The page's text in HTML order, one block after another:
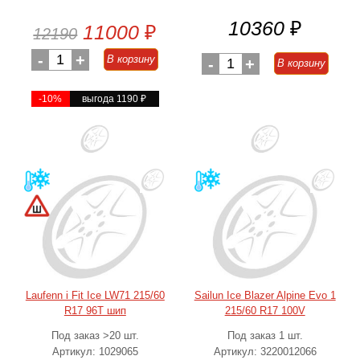
12190 11000 ₽
- 1 + В корзину
-10% выгода 1190₽
10360 ₽
- 1 + В корзину
Laufenn i Fit Ice LW71 215/60
R17 96T шип
Под заказ >20 шт.
Артикул: 1029065
Sailun Ice Blazer Alpine Evo 1
215/60 R17 100V
Под заказ 1 шт.
Артикул: 3220012066